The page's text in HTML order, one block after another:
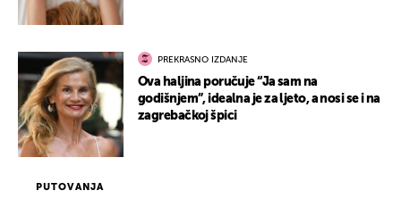
PUTOVANJA
PREKRASNO IZDANJE
Ova haljina poručuje “Ja sam na
godišnjem”, idealna je za ljeto, a nosi se i na
zagrebačkoj špici